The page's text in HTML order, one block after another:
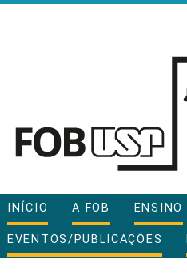
INÍCIO A FOB ENSINO
EVENTOS/PUBLICAÇÕES